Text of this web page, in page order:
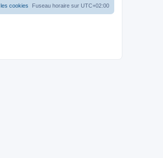
Fuseau horaire sur UTC+02:00
cookies